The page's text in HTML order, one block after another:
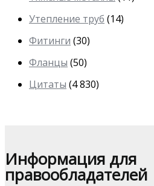
Утепление труб (14)
Фитинги (30)
Фланцы (50)
Цитаты (4 830)
Информация для
правообладателей